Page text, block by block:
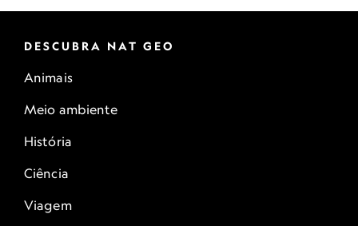
DESCUBRA NAT GEO
Animais
Meio ambiente
História
Ciência
Viagem